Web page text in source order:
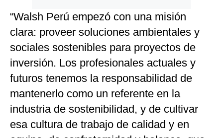
“Walsh Perú empezó con una misión
clara: proveer soluciones ambientales y
sociales sostenibles para proyectos de
inversión. Los profesionales actuales y
futuros tenemos la responsabilidad de
mantenerlo como un referente en la
industria de sostenibilidad, y de cultivar
esa cultura de trabajo de calidad y en